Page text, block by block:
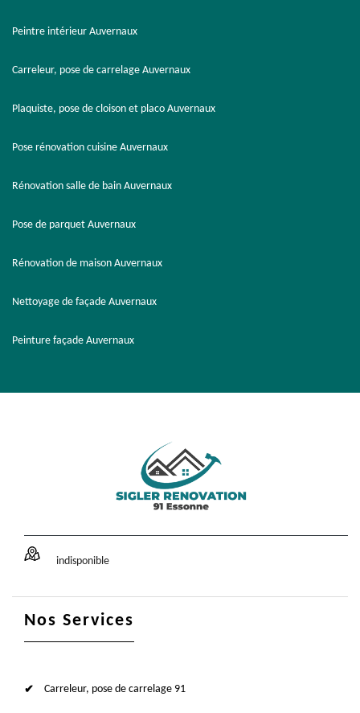
Peintre intérieur Auvernaux
Carreleur, pose de carrelage Auvernaux
Plaquiste, pose de cloison et placo Auvernaux
Pose rénovation cuisine Auvernaux
Rénovation salle de bain Auvernaux
Pose de parquet Auvernaux
Rénovation de maison Auvernaux
Nettoyage de façade Auvernaux
Peinture façade Auvernaux
indisponible
Nos Services
Carreleur, pose de carrelage 91